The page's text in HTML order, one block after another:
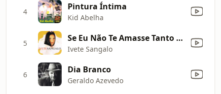
4 Pintura Íntima
Kid Abelha
5 Se Eu Não Te Amasse Tanto Assim
Ivete Sangalo
6 Dia Branco
Geraldo Azevedo